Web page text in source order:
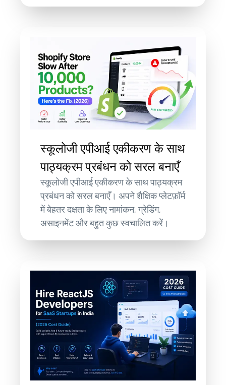
स्कूलोजी एपीआई एकीकरण के साथ
पाठ्यक्रम प्रबंधन को सरल बनाएँ
स्कूलोजी एपीआई एकीकरण के साथ पाठ्यक्रम
प्रबंधन को सरल बनाएँ। अपने शैक्षिक प्लेटफ़ॉर्म
में बेहतर दक्षता के लिए नामांकन, ग्रेडिंग,
असाइनमेंट और बहुत कुछ स्वचालित करें।